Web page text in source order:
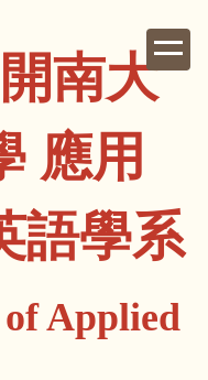
開南大
應用
語學系
Applied